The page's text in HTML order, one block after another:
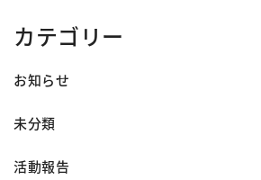
カテゴリー
お知らせ
未分類
活動報告